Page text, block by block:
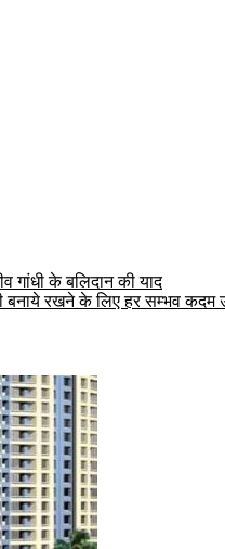
गांधी के बलिदान की याद
बनाये रखने के लिए हर सम्भव कदम